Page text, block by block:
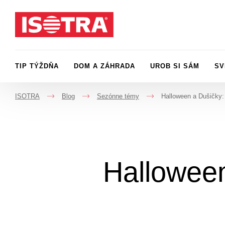
TIP TÝŽDŇA DOM A ZÁHRADA UROB SI SÁM
ISOTRA
->
Blog
->
Sezónne témy
->
Halloween a